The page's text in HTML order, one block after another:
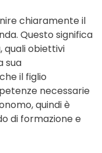
chiaramente il
Questo significa
quali obiettivi
sua
il figlio
necessarie
quindi è
di formazione e